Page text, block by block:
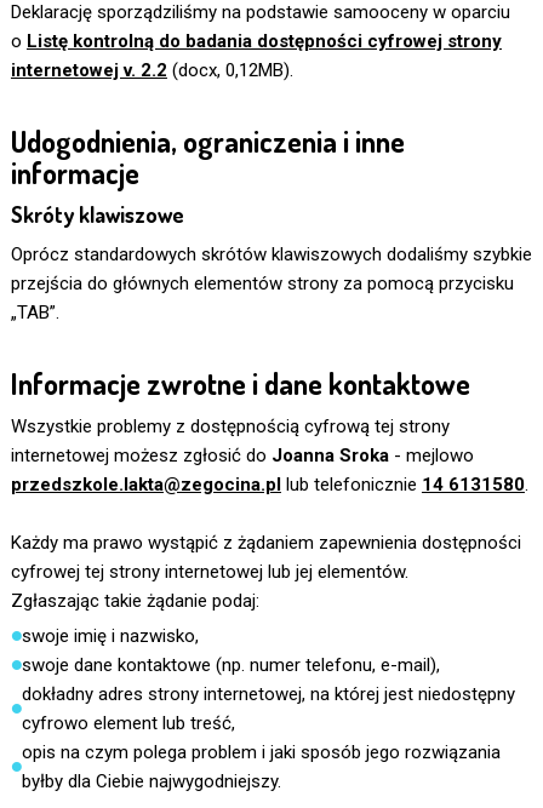
Deklarację sporządziliśmy na podstawie samooceny w oparciu
o Listę kontrolną do badania dostępności cyfrowej strony
internetowej v. 2.2 (docx, 0,12MB).
Udogodnienia, ograniczenia i inne
informacje
Skróty klawiszowe
Oprócz standardowych skrótów klawiszowych dodaliśmy szybkie
przejścia do głównych elementów strony za pomocą przycisku
„TAB”.
Informacje zwrotne i dane kontaktowe
Wszystkie problemy z dostępnością cyfrową tej strony
internetowej możesz zgłosić do Joanna Sroka- mejlowo
przedszkole.lakta@zegocina.pllub telefonicznie 14 6131580.
Każdy ma prawo wystąpić z żądaniem zapewnienia dostępności
cyfrowej tej strony internetowej lub jej elementów.
Zgłaszając takie żądanie podaj:
swoje imię i nazwisko,
swoje dane kontaktowe (np. numer telefonu, e-mail),
dokładny adres strony internetowej, na której jest niedostępny
cyfrowo element lub treść,
opis na czym polega problem i jaki sposób jego rozwiązania
byłby dla Ciebie najwygodniejszy.